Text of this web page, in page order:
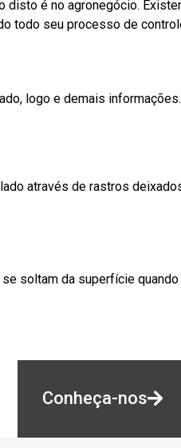
é no agronegócio.
todo seu processo de
logo e demais
através de rastros
soltam da superfície
Conheça-nos